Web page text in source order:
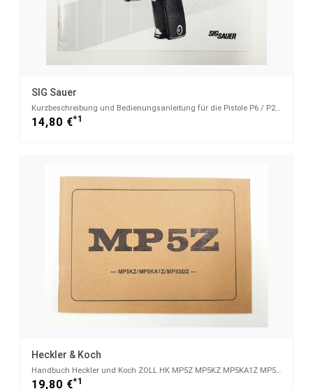
SIG Sauer
Kurzbeschreibung und Bedienungsanleitung für die Pistole P6 / P225 9mm x 19 Zustand leicht gebraucht
14,80 €*1
Heckler & Koch
Handbuch Heckler und Koch ZOLL HK MP5Z MP5KZ MP5KA1Z MP5SDZ
19,80 €*1